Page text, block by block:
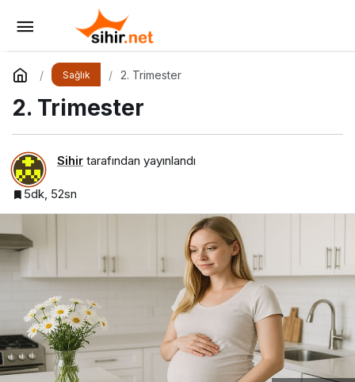
Sağlık 2. Trimester
2. Trimester
Sihir tarafından yayınlandı
5dk, 52sn
1. Trimester (Gebeliğin İlk Üç Ayı)
Yorum Yap